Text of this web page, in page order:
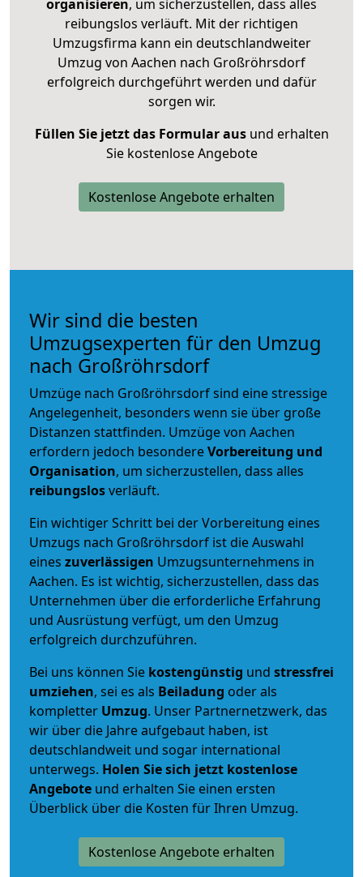
organisieren, um sicherzustellen, dass alles
reibungslos verläuft. Mit der richtigen
Umzugsfirma kann ein deutschlandweiter
Umzug von Aachen nach Großröhrsdorf
erfolgreich durchgeführt werden und dafür
sorgen wir.
Füllen Sie jetzt das Formular ausund erhalten
Sie kostenlose Angebote
Kostenlose Angebote erhalten
Wir sind die besten
Umzugsexperten für den Umzug
nach Großröhrsdorf
Umzüge nach Großröhrsdorf sind eine stressige
Angelegenheit, besonders wenn sie über große
Distanzen stattfinden. Umzüge von Aachen
erfordern jedoch besondereVorbereitung und
Organisation, um sicherzustellen, dass alles
reibungslosverläuft.
Ein wichtiger Schritt bei der Vorbereitung eines
Umzugs nach Großröhrsdorf ist die Auswahl
eines zuverlässigen Umzugsunternehmens in
Aachen. Es ist wichtig, sicherzustellen, dass das
Unternehmen über die erforderliche Erfahrung
und Ausrüstung verfügt, um den Umzug
erfolgreich durchzuführen.
Bei uns können Sie kostengünstig und stressfrei
umziehen, sei es als Beiladung oder als
kompletter Umzug. Unser Partnernetzwerk, das
wir über die Jahre aufgebaut haben, ist
deutschlandweit und sogar international
unterwegs. Holen Sie sich jetzt kostenlose
Angebote und erhalten Sie einen ersten
Überblick über die Kosten für Ihren Umzug.
Kostenlose Angebote erhalten